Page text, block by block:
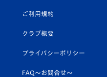
平和祈念活動
スクール
ヴィヴィくんインスタグラム
公式LINE＠
ご利用規約
クラブ概要
プライバシーポリシー
FAQ〜お問合せ〜